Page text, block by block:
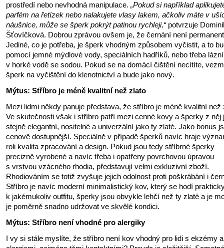
prostředí nebo nevhodná manipulace. „Pokud si například
parfém na řetízek nebo nalakujete vlasy lakem, ačkoliv máte v
náušnice, může se šperk pokrýt patinou rychleji,“potvrzuje
Šťovíčková. Dobrou zprávou ovšem je, že černání není
Jediné, co je potřeba, je šperk vhodným způsobem vyčistit, a to
pomocí jemné mýdlové vody, speciálních hadříků, nebo třeba lázní
v horké vodě se sodou. Pokud se na domácí čištění necítíte,
šperk na vyčištění do klenotnictví a bude jako nový.
Mýtus: Stříbro je méně kvalitní než zlato
Mezi lidmi někdy panuje představa, že stříbro je méně kvalitní než
Ve skutečnosti však i stříbro patří mezi cenné kovy a šperky z něj
stejně elegantní, nositelné a univerzální jako ty zlaté. Jako bonus
cenově dostupnější. Speciálně v případě šperků navíc hraje
roli kvalita zpracování a design. Pokud jsou tedy stříbrné šperky
precizně vyrobené a navíc třeba i opatřeny povrchovou úpravou
s vrstvou vzácného rhodia, představují velmi exkluzivní zboží.
Rhodiováním se totiž zvyšuje jejich odolnost proti poškrábání i
Stříbro je navíc moderní minimalistický kov, který se hodí
k jakémukoliv outfitu, šperky jsou obvykle lehčí než ty zlaté a je
je poměrně snadno udržovat ve skvělé kondici.
Mýtus: Stříbro není vhodné pro alergiky
I vy si stále myslíte, že stříbro není kov vhodný pro lidi s ekzémy a